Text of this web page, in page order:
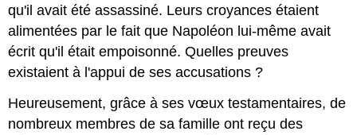
qu'il avait été assassiné. Leurs croyances étaient
alimentées par le fait que Napoléon lui-même avait
écrit qu'il était empoisonné. Quelles preuves
existaient à l'appui de ses accusations ?
Heureusement, grâce à ses vœux testamentaires, de
nombreux membres de sa famille ont reçu des